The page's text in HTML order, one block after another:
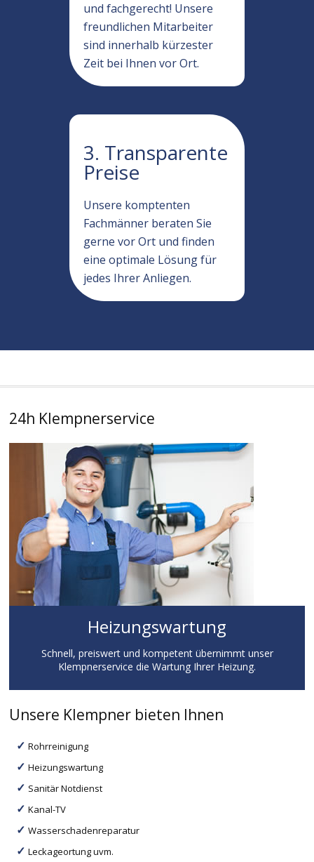
und fachgerecht! Unsere
freundlichen Mitarbeiter
sind innerhalb kürzester
Zeit bei Ihnen vor Ort.
3. Transparente
Preise
Unsere komptenten
Fachmänner beraten Sie
gerne vor Ort und finden
eine optimale Lösung für
jedes Ihrer Anliegen.
24h Klempnerservice
Heizungswartung
Schnell, preiswert und kompetent übernimmt unser
Klempnerservice die Wartung Ihrer Heizung.
Unsere Klempner bieten Ihnen
Rohrreinigung
Heizungswartung
Sanitär Notdienst
Kanal-TV
Wasserschadenreparatur
Leckageortung uvm.